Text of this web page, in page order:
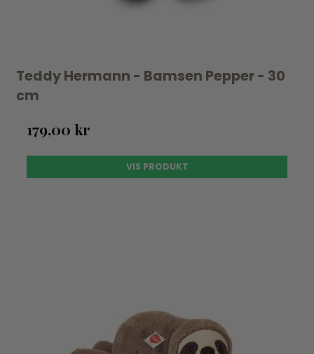
Teddy Hermann - Bamsen Pepper - 30
cm
179,00 kr
VIS PRODUKT